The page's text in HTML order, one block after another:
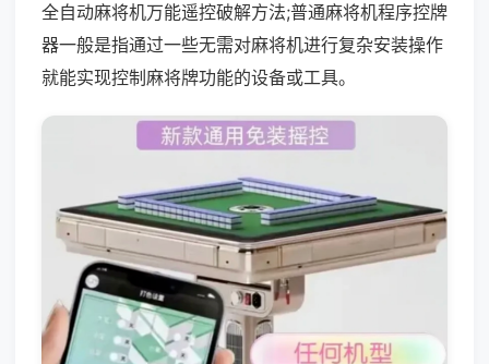
全自动麻将机万能遥控破解方法;普通麻将机程序控牌
器一般是指通过一些无需对麻将机进行复杂安装操作
就能实现控制麻将牌功能的设备或工具。